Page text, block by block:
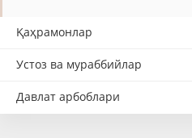
Қаҳрамонлар
Устоз ва мураббийлар
Давлат арбоблари